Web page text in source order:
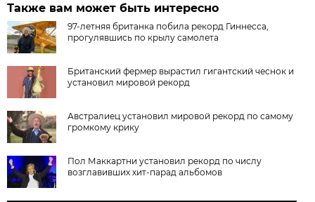
Также вам может быть интересно
97-летняя британка побила рекорд Гиннесса,
прогулявшись по крылу самолета
Британский фермер вырастил гигантский чеснок и
установил мировой рекорд
Австралиец установил мировой рекорд по самому
громкому крику
Пол Маккартни установил рекорд по числу
возглавивших хит-парад альбомов